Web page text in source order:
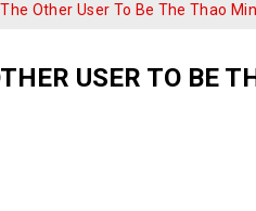
Other User To Be The Thao
USER TO BE